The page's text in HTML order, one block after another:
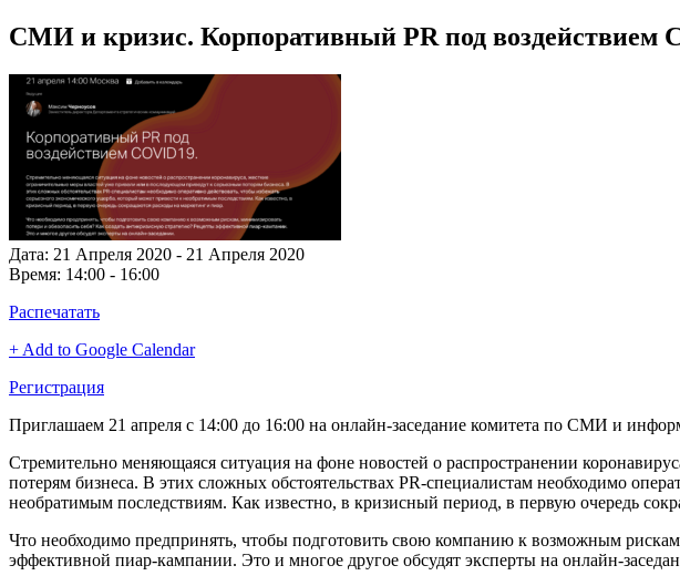
СМИ и кризис. Корпоративный PR под воздействием
Дата: 21 Апреля 2020 - 21 Апреля 2020
Время: 14:00 - 16:00
Распечатать
+ Add to Google Calendar
Регистрация
Приглашаем 21 апреля с 14:00 до 16:00 на онлайн-заседание комитета по СМИ и
Стремительно меняющаяся ситуация на фоне новостей о распространении
потерям бизнеса. В этих сложных обстоятельствах PR-специалистам необходимо
необратимым последствиям. Как известно, в кризисный период, в первую очередь
Что необходимо предпринять, чтобы подготовить свою компанию к возможным
эффективной пиар-кампании. Это и многое другое обсудят эксперты на онлайн-